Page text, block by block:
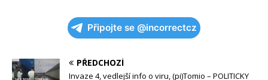
Připojte se @incorrectcz
PŘEDCHOZÍ
Invaze 4, vedlejší info o viru, (pi)Tomio – POLITICKY